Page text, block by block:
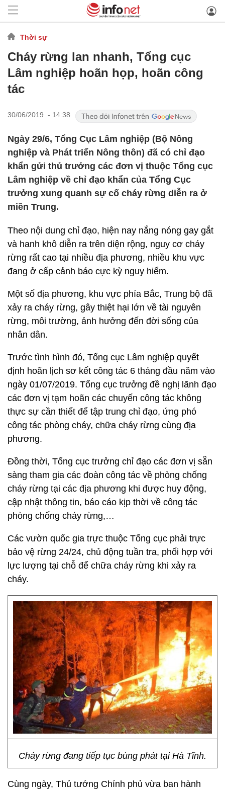
Thời sự
Cháy rừng lan nhanh, Tổng cục
Lâm nghiệp hoãn họp, hoãn công
tác
30/06/2019 - 14:38
Ngày 29/6, Tổng Cục Lâm nghiệp (Bộ Nông
nghiệp và Phát triển Nông thôn) đã có chỉ đạo
khẩn gửi thủ trưởng các đơn vị thuộc Tổng cục
Lâm nghiệp về chỉ đạo khẩn của Tổng Cục
trưởng xung quanh sự cố cháy rừng diễn ra ở
miền Trung.
Theo nội dung chỉ đạo, hiện nay nắng nóng gay gắt
và hanh khô diễn ra trên diện rộng, nguy cơ cháy
rừng rất cao tại nhiều địa phương, nhiều khu vực
đang ở cấp cảnh báo cực kỳ nguy hiểm.
Một số địa phương, khu vực phía Bắc, Trung bộ đã
xảy ra cháy rừng, gây thiệt hại lớn về tài nguyên
rừng, môi trường, ảnh hưởng đến đời sống của
nhân dân.
Trước tình hình đó, Tổng cục Lâm nghiệp quyết
định hoãn lịch sơ kết công tác 6 tháng đầu năm vào
ngày 01/07/2019. Tổng cục trưởng đề nghị lãnh đạo
các đơn vị tạm hoãn các chuyến công tác không
thực sự cần thiết để tập trung chỉ đạo, ứng phó
công tác phòng cháy, chữa cháy rừng cùng địa
phương.
Đồng thời, Tổng cục trưởng chỉ đạo các đơn vị sẵn
sàng tham gia các đoàn công tác về phòng chống
cháy rừng tại các địa phương khi được huy động,
cập nhật thông tin, báo cáo kịp thời về công tác
phòng chống cháy rừng,…
Các vườn quốc gia trực thuộc Tổng cục phải trực
bảo vệ rừng 24/24, chủ động tuần tra, phối hợp với
lực lượng tại chỗ để chữa cháy rừng khi xảy ra
cháy.
Cháy rừng đang tiếp tục bùng phát tại Hà Tĩnh.
Cùng ngày, Thủ tướng Chính phủ vừa ban hành